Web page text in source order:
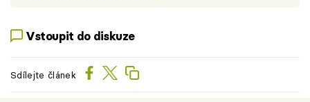
Vstoupit do diskuze
Sdílejte článek